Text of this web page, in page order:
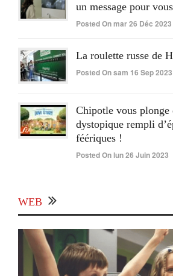
un message pour vous
Posted On mar 26 Déc 2023
La roulette russe de
Posted On sam 16 Sep 2023
Chipotle vous plonge
dystopique rempli
féériques !
Posted On lun 26 Juin 2023
WEB